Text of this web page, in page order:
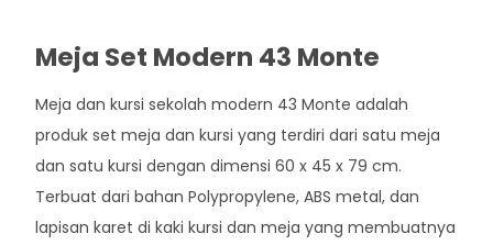
Meja Set Modern 43 Monte
Meja dan kursi sekolah modern 43 Monte adalah
produk set meja dan kursi yang terdiri dari satu meja
dan satu kursi dengan dimensi 60 x 45 x 79 cm.
Terbuat dari bahan Polypropylene, ABS metal, dan
lapisan karet di kaki kursi dan meja yang membuatnya